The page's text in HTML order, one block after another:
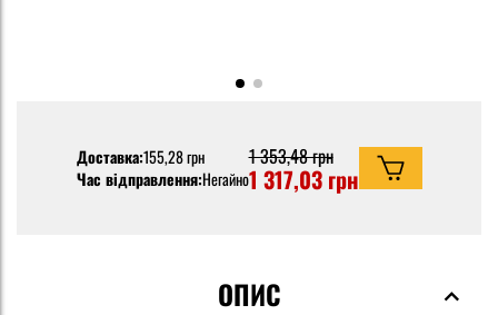
Доставка:155,28 грн
Час відправлення:Негайно
1 353,48 грн
1 317,03 грн
ОПИС